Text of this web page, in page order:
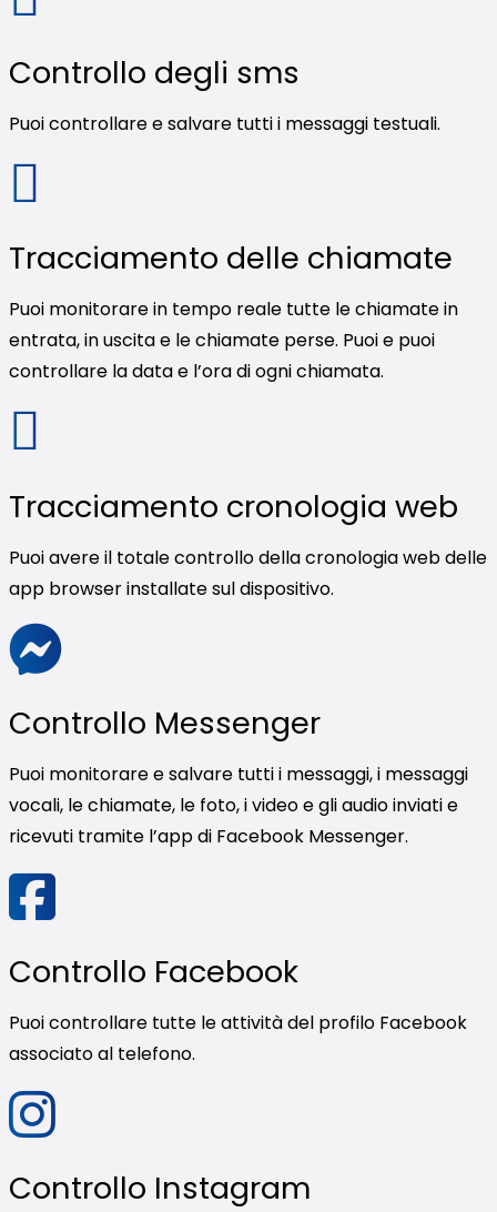
Controllo degli sms
Puoi controllare e salvare tutti i messaggi testuali.
Tracciamento delle chiamate
Puoi monitorare in tempo reale tutte le chiamate in
entrata, in uscita e le chiamate perse. Puoi e puoi
controllare la data e l’ora di ogni chiamata.
Tracciamento cronologia web
Puoi avere il totale controllo della cronologia web delle
app browser installate sul dispositivo.
Controllo Messenger
Puoi monitorare e salvare tutti i messaggi, i messaggi
vocali, le chiamate, le foto, i video e gli audio inviati e
ricevuti tramite l’app di Facebook Messenger.
Controllo Facebook
Puoi controllare tutte le attività del profilo Facebook
associato al telefono.
Controllo Instagram